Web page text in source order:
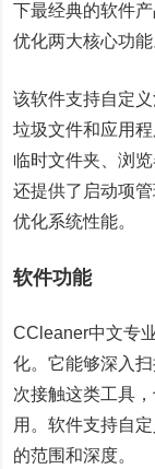
下最经典的软件
优化两大核心功能
该软件支持自定
垃圾文件和应用
临时文件夹、浏
还提供了启动项
优化系统性能。
软件功能
CCleaner中文专
化。它能够深入
次接触这类工具
用。软件支持自
的范围和深度。